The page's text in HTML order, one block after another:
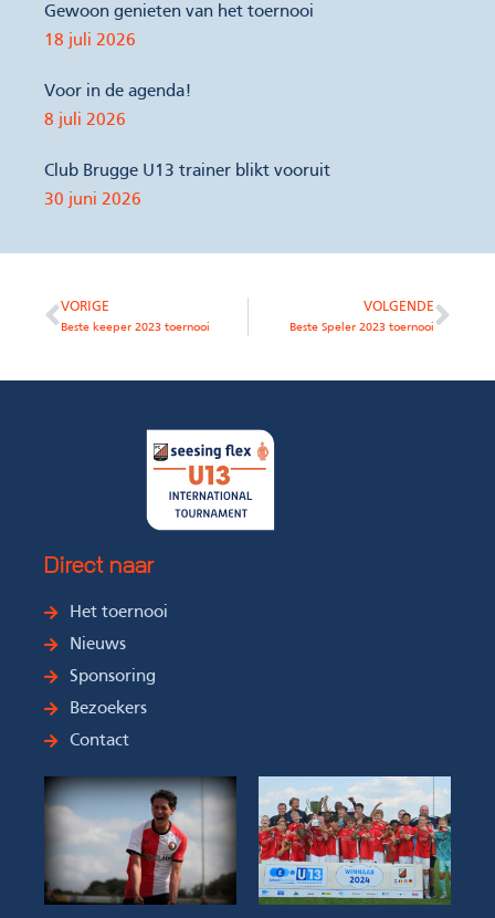
Gewoon genieten van het toernooi
18 juli 2026
Voor in de agenda!
8 juli 2026
Club Brugge U13 trainer blikt vooruit
30 juni 2026
VORIGE
Beste keeper 2023 toernooi
VOLGENDE
Beste Speler 2023 toernooi
Direct naar
Het toernooi
Nieuws
Sponsoring
Bezoekers
Contact